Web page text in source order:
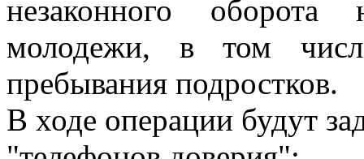
незаконного
молодежи, в том
пребывания подростков.
В ходе операции будут